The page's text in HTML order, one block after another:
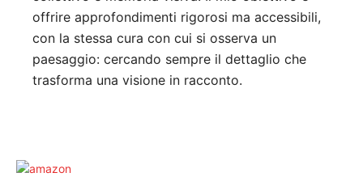
offrire approfondimenti rigorosi ma accessibili,
con la stessa cura con cui si osserva un
paesaggio: cercando sempre il dettaglio che
trasforma una visione in racconto.